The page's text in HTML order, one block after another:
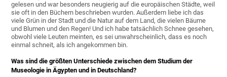
gelesen und war besonders neugierig auf die europäischen Städte, weil
sie oft in den Büchern beschrieben wurden. Außerdem liebe ich das
viele Grün in der Stadt und die Natur auf dem Land, die vielen Bäume
und Blumen und den Regen! Und ich habe tatsächlich Schnee gesehen,
obwohl viele Leuten meinten, es sei unwahrscheinlich, dass es noch
einmal schneit, als ich angekommen bin.
Was sind die größten Unterschiede zwischen dem Studium der
Museologie in Ägypten und in Deutschland?